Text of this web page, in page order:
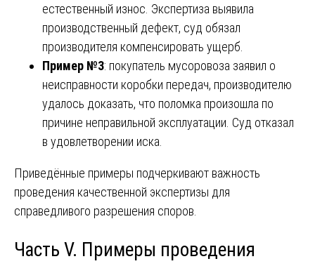
естественный износ. Экспертиза выявила
производственный дефект, суд обязал
производителя компенсировать ущерб.
Пример №3: покупатель мусоровоза заявил о
неисправности коробки передач, производителю
удалось доказать, что поломка произошла по
причине неправильной эксплуатации. Суд отказал
в удовлетворении иска.
Приведённые примеры подчеркивают важность
проведения качественной экспертизы для
справедливого разрешения споров.
Часть V. Примеры проведения